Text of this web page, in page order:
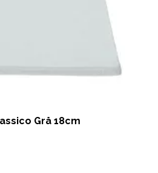
Grå 18cm